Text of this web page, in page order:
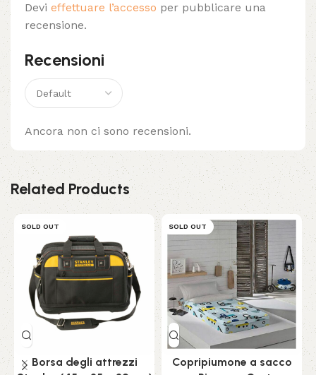
Recensioni
Ancora non ci sono recensioni.
Devi effettuare l’accesso per pubblicare una
recensione.
Related Products
SOLD OUT
Borsa degli attrezzi
SOLD OUT
Copripiumone a sacco